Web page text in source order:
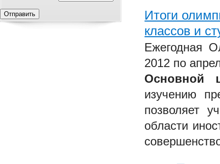
Итоги
классов и
Ежегодная
2012 по
Основной
изучению
позволяет
области